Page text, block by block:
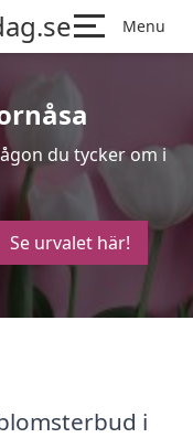
Menu
du tycker om i
Se urvalet här!
i